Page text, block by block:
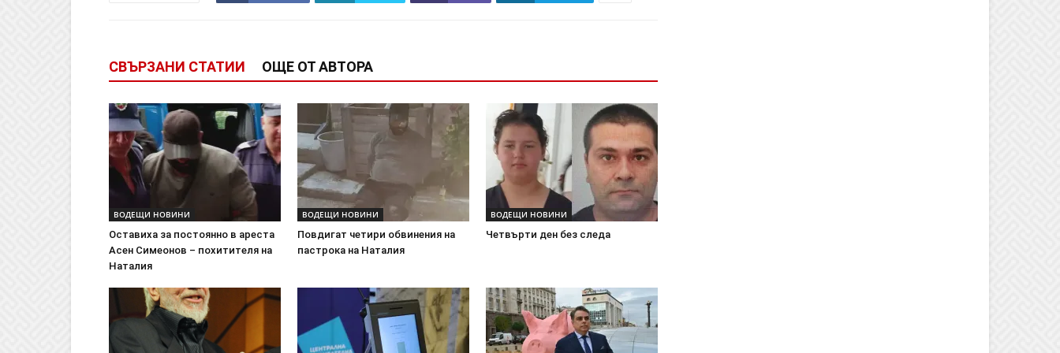
СВЪРЗАНИ СТАТИИ ОЩЕ ОТ АВТОРА
ВОДЕЩИ НОВИНИ
Оставиха за постоянно в ареста
Асен Симеонов – похитителя на
Наталия
ВОДЕЩИ НОВИНИ
Повдигат четири обвинения на
пастрока на Наталия
ВОДЕЩИ НОВИНИ
Четвърти ден без следа